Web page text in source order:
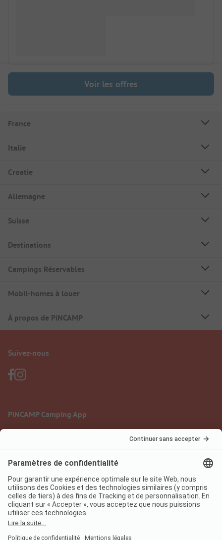
Voir les offres
France
Italie
Croatie
Allemagne
Suisse
Destinations
Campings Réservables
Mobil-homes à louer
À propos de PiNCAMP
Suivez-nous
PiNCAMP Camping App
Mentions légales
Protection des données
Conditions d'utilisation
Règlement sur les services numériques